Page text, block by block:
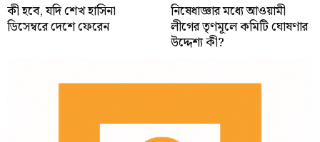
কী হবে, যদি শেখ হাসিনা
ডিসেম্বরে দেশে ফেরেন
নিষেধাজ্ঞার মধ্যে আওয়ামী
লীগের তৃণমূলে কমিটি ঘোষণার
উদ্দেশ্য কী?